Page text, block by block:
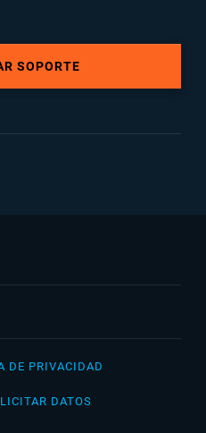
SOPORTE
DE PRIVACIDAD
DATOS